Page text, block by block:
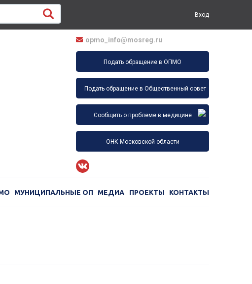
Вход
opmo_info@mosreg.ru
Подать обращение в ОПМО
Подать обращение в Общественный совет
Сообщить о проблеме в медицине
ОНК Московской области
МУНИЦИПАЛЬНЫЕ ОП МЕДИА ПРОЕКТЫ КОНТАКТЫ